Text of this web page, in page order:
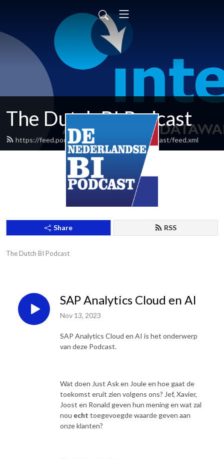
The Dutch BI Podcast
https://feed.podbean.com/nederlandsebipodcast/feed.xml
Share RSS
The Dutch BI Podcast
SAP Analytics Cloud en AI
Nov 13, 2023
SAP Analytics Cloud en AI is het onderwerp
van deze Podcast.
Wat doen Just Ask en Joule en hoe gaat de
toekomst eruit zien volgens ons? Jef, Xavier,
Joost en Ronald geven hun mening en wat zal
nou echt toegevoegde waarde geven aan
onze klanten?